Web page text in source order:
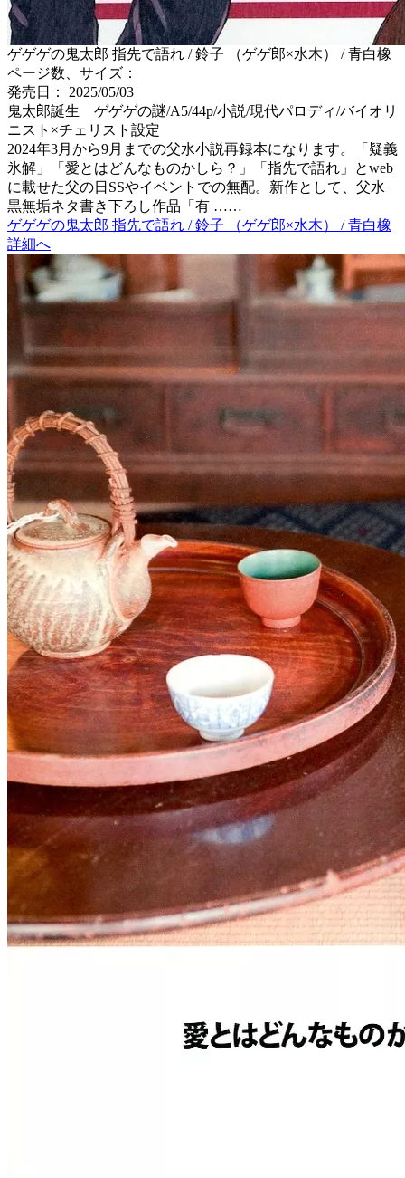
ゲゲゲの鬼太郎 指先で語れ / 鈴子 （ゲゲ郎×水木） / 青白橡
ページ数、サイズ：
発売日： 2025/05/03
鬼太郎誕生 ゲゲゲの謎/A5/44p/小説/現代パロディ/バイオリ
ニスト×チェリスト設定
2024年3月から9月までの父水小説再録本になります。「疑義
氷解」「愛とはどんなものかしら？」「指先で語れ」とweb
に載せた父の日SSやイベントでの無配。新作として、父水
黒無垢ネタ書き下ろし作品「有 ……
ゲゲゲの鬼太郎 指先で語れ / 鈴子 （ゲゲ郎×水木） / 青白橡
詳細へ